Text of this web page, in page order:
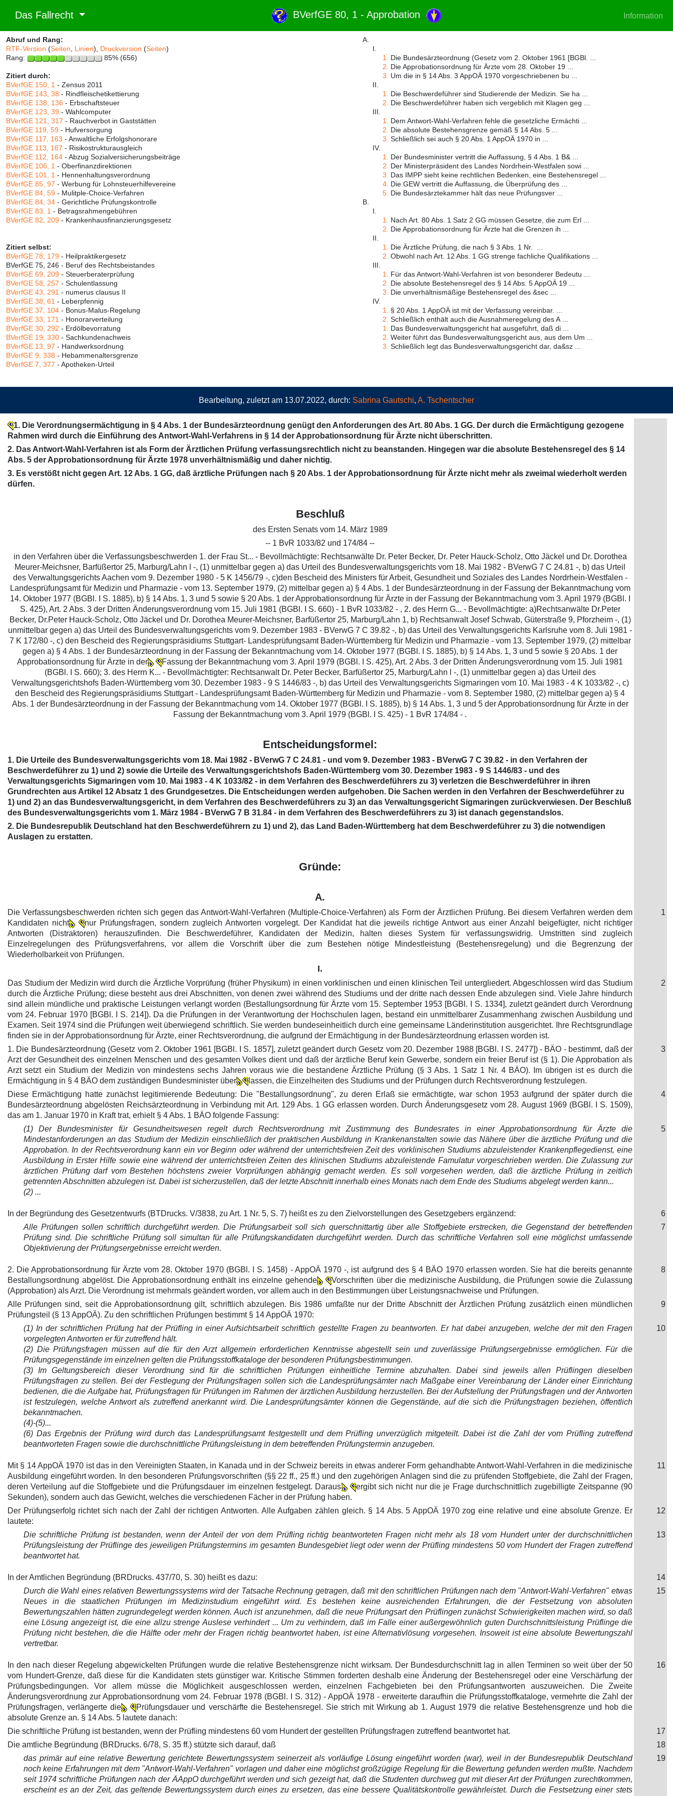
Das Fallrecht BVerfGE 80, 1 - Approbation Information
Abruf und Rang:
RTF-Version (Seiten Linien), Druckversion (Seiten)
Rang:
85% (656)
Zitiert durch:
BVerfGE 150, 1 - Zensus 2011
BVerfGE 143, 38 - Rindfleischetikettierung
BVerfGE 138, 136 - Erbschaftsteuer
BVerfGE 123, 39 - Wahlcomputer
BVerfGE 121, 317 - Rauchverbot in Gaststätten
BVerfGE 119, 59 - Hufversorgung
BVerfGE 117, 163 - Anwaltliche Erfolgshonorare
BVerfGE 113, 167 - Risikostrukturausgleich
BVerfGE 112, 164 - Abzug Sozialversicherungsbeiträge
BVerfGE 106, 1 - Oberfinanzdirektionen
BVerfGE 101, 1 - Hennenhaltungsverordnung
BVerfGE 85, 97 - Werbung für Lohnsteuerhilfevereine
BVerfGE 84, 59 - Mulitple-Choice-Verfahren
BVerfGE 84, 34 - Gerichtliche Prüfungskontrolle
BVerfGE 83, 1 - Betragsrahmengebühren
BVerfGE 82, 209 - Krankenhausfinanzierungsgesetz
Zitiert selbst:
BVerfGE 78, 179 - Heilpraktikergesetz
BVerfGE 75, 246 - Beruf des Rechtsbeistandes
BVerfGE 69, 209 - Steuerberaterprüfung
BVerfGE 58, 257 - Schulentlassung
BVerfGE 43, 291 - numerus clausus II
BVerfGE 38, 61 - Leberpfennig
BVerfGE 37, 104 - Bonus-Malus-Regelung
BVerfGE 33, 171 - Honorarverteilung
BVerfGE 30, 292 - Erdölbevorratung
BVerfGE 19, 330 - Sachkundenachweis
BVerfGE 13, 97 - Handwerksordnung
BVerfGE 9, 338 - Hebammenaltersgrenze
BVerfGE 7, 377 - Apotheken-Urteil
A.
I.
1.
Die Bundesärzteordnung (Gesetz vom 2. Oktober 1961 [BGBl. ...
2.
Die Approbationsordnung für Ärzte vom 28. Oktober 19 ...
3.
Um die in § 14 Abs. 3 AppOÄ 1970 vorgeschriebenen bu ...
II.
1.
Die Beschwerdeführer sind Studierende der Medizin. Sie ha ...
2.
Die Beschwerdeführer haben sich vergeblich mit Klagen geg ...
III.
1.
Dem Antwort-Wahl-Verfahren fehle die gesetzliche Ermächti ...
2.
Die absolute Bestehensgrenze gemäß § 14 Abs. 5 ...
3. Schließlich sei auch § 20 Abs. 1 AppOÄ 1970 in ...
IV.
1.
Der Bundesminister vertritt die Auffassung, § 4 Abs. 1 B& ...
2.
Der Ministerpräsident des Landes Nordrhein-Westfalen sowi ...
3.
Das IMPP sieht keine rechtlichen Bedenken, eine Bestehensregel ...
4. Die GEW vertritt die Auffassung, die Überprüfung des ...
5. Die Bundesärztekammer hält das neue Prüfungsver ...
B.
I.
1.
Nach Art. 80 Abs. 1 Satz 2 GG müssen Gesetze, die zum Erl ...
2.
Die Approbationsordnung für Ärzte hat die Grenzen ih ...
II.
1.
Die Ärztliche Prüfung, die nach § 3 Abs. 1 Nr. ...
2. Obwohl nach Art. 12 Abs. 1 GG strenge fachliche Qualifikations ...
III.
1.
Für das Antwort-Wahl-Verfahren ist von besonderer Bedeutu ...
2.
Die absolute Bestehensregel des § 14 Abs. 5 AppOÄ 19 ...
3.
Die unverhältnismäßige Bestehensregel des &sec ...
IV.
1.
§ 20 Abs. 1 AppOÄ ist mit der Verfassung vereinbar. ...
2. Schließlich enthält auch die Ausnahmeregelung des A ...
1.
Das Bundesverwaltungsgericht hat ausgeführt, daß di ...
2. Weiter führt das Bundesverwaltungsgericht aus, aus dem Um ...
3. Schließlich legt das Bundesverwaltungsgericht dar, da&sz ...
Bearbeitung, zuletzt am 13.07.2022, durch: Sabrina Gautschi, A. Tschentscher
1. Die Verordnungsermächtigung in § 4 Abs. 1 der Bundesärzteordnung genügt den Anforderungen des Art. 80 Abs. 1 GG. Der durch die Ermächtigung gezogene
Rahmen wird durch die Einführung des Antwort-Wahl-Verfahrens in § 14 der Approbationsordnung für Ärzte nicht überschritten.
2. Das Antwort-Wahl-Verfahren ist als Form der Ärztlichen Prüfung verfassungsrechtlich nicht zu beanstanden. Hingegen war die absolute Bestehensregel des § 14
Abs. 5 der Approbationsordnung für Ärzte 1978 unverhältnismäßig und daher nichtig.
3. Es verstößt nicht gegen Art. 12 Abs. 1 GG, daß ärztliche Prüfungen nach § 20 Abs. 1 der Approbationsordnung für Ärzte nicht mehr als zweimal wiederholt werden
dürfen.
Beschluß
des Ersten Senats vom 14. März 1989
-- 1 BvR 1033/82 und 174/84 --
in den Verfahren über die Verfassungsbeschwerden 1. der Frau St... - Bevollmächtigte: Rechtsanwälte Dr. Peter Becker, Dr. Peter Hauck-Scholz, Otto Jäckel und Dr. Dorothea
Meurer-Meichsner, Barfüßertor 25, Marburg/Lahn l -, (1) unmittelbar gegen a) das Urteil des Bundesverwaltungsgerichts vom 18. Mai 1982 - BVerwG 7 C 24.81 -, b) das Urteil
des Verwaltungsgerichts Aachen vom 9. Dezember 1980 - 5 K 1456/79 -, c)den Bescheid des Ministers für Arbeit, Gesundheit und Soziales des Landes Nordrhein-Westfalen -
Landesprüfungsamt für Medizin und Pharmazie - vom 13. September 1979, (2) mittelbar gegen a) § 4 Abs. 1 der Bundesärzteordnung in der Fassung der Bekanntmachung vom
14. Oktober 1977 (BGBl. I S. 1885), b) § 14 Abs. 1, 3 und 5 sowie § 20 Abs. 1 der Approbationsordnung für Ärzte in der Fassung der Bekanntmachung vom 3. April 1979 (BGBl. I
S. 425), Art. 2 Abs. 3 der Dritten Änderungsverordnung vom 15. Juli 1981 (BGBl. I S. 660) - 1 BvR 1033/82 - , 2. des Herrn G... - Bevollmächtigte: a)Rechtsanwälte Dr.Peter
Becker, Dr.Peter Hauck-Scholz, Otto Jäckel und Dr. Dorothea Meurer-Meichsner, Barfüßertor 25, Marburg/Lahn 1, b) Rechtsanwalt Josef Schwab, Güterstraße 9, Pforzheim -, (1)
unmittelbar gegen a) das Urteil des Bundesverwaltungsgerichts vom 9. Dezember 1983 - BVerwG 7 C 39.82 -, b) das Urteil des Verwaltungsgerichts Karlsruhe vom 8. Juli 1981 -
7 K 172/80 -, c) den Bescheid des Regierungspräsidiums Stuttgart- Landesprüfungsamt Baden-Württemberg für Medizin und Pharmazie - vom 13. September 1979, (2) mittelbar
gegen a) § 4 Abs. 1 der Bundesärzteordnung in der Fassung der Bekanntmachung vom 14. Oktober 1977 (BGBl. I S. 1885), b) § 14 Abs. 1, 3 und 5 sowie § 20 Abs. 1 der
Approbationsordnung für Ärzte in der
Fassung der Bekanntmachung vom 3. April 1979 (BGBl. I S. 425), Art. 2 Abs. 3 der Dritten Änderungsverordnung vom 15. Juli 1981
(BGBl. I S. 660); 3. des Herrn K... - Bevollmächtigter: Rechtsanwalt Dr. Peter Becker, Barfüßertor 25, Marburg/Lahn l -, (1) unmittelbar gegen a) das Urteil des
Verwaltungsgerichtshofs Baden-Württemberg vom 30. Dezember 1983 - 9 S 1446/83 -, b) das Urteil des Verwaltungsgerichts Sigmaringen vom 10. Mai 1983 - 4 K 1033/82 -, c)
den Bescheid des Regierungspräsidiums Stuttgart - Landesprüfungsamt Baden-Württemberg für Medizin und Pharmazie - vom 8. September 1980, (2) mittelbar gegen a) § 4
Abs. 1 der Bundesärzteordnung in der Fassung der Bekanntmachung vom 14. Oktober 1977 (BGBl. I S. 1885), b) § 14 Abs. 1, 3 und 5 der Approbationsordnung für Ärzte in der
Fassung der Bekanntmachung vom 3. April 1979 (BGBl. I S. 425) - 1 BvR 174/84 - .
Entscheidungsformel:
1. Die Urteile des Bundesverwaltungsgerichts vom 18. Mai 1982 - BVerwG 7 C 24.81 - und vom 9. Dezember 1983 - BVerwG 7 C 39.82 - in den Verfahren der
Beschwerdeführer zu 1) und 2) sowie die Urteile des Verwaltungsgerichtshofs Baden-Württemberg vom 30. Dezember 1983 - 9 S 1446/83 - und des
Verwaltungsgerichts Sigmaringen vom 10. Mai 1983 - 4 K 1033/82 - in dem Verfahren des Beschwerdeführers zu 3) verletzen die Beschwerdeführer in ihren
Grundrechten aus Artikel 12 Absatz 1 des Grundgesetzes. Die Entscheidungen werden aufgehoben. Die Sachen werden in den Verfahren der Beschwerdeführer zu
1) und 2) an das Bundesverwaltungsgericht, in dem Verfahren des Beschwerdeführers zu 3) an das Verwaltungsgericht Sigmaringen zurückverwiesen. Der Beschluß
des Bundesverwaltungsgerichts vom 1. März 1984 - BVerwG 7 B 31.84 - in dem Verfahren des Beschwerdeführers zu 3) ist danach gegenstandslos.
2. Die Bundesrepublik Deutschland hat den Beschwerdeführern zu 1) und 2), das Land Baden-Württemberg hat dem Beschwerdeführer zu 3) die notwendigen
Auslagen zu erstatten.
Gründe:
A.
Die Verfassungsbeschwerden richten sich gegen das Antwort-Wahl-Verfahren (Multiple-Choice-Verfahren) als Form der Ärztlichen Prüfung. Bei diesem Verfahren werden dem
Kandidaten nicht
nur Prüfungsfragen, sondern zugleich Antworten vorgelegt. Der Kandidat hat die jeweils richtige Antwort aus einer Anzahl beigefügter, nicht richtiger
Antworten (Distraktoren) herauszufinden. Die Beschwerdeführer, Kandidaten der Medizin, halten dieses System für verfassungswidrig. Umstritten sind zugleich
Einzelregelungen des Prüfungsverfahrens, vor allem die Vorschrift über die zum Bestehen nötige Mindestleistung (Bestehensregelung) und die Begrenzung der
Wiederholbarkeit von Prüfungen.
1
I.
Das Studium der Medizin wird durch die Ärztliche Vorprüfung (früher Physikum) in einen vorklinischen und einen klinischen Teil untergliedert. Abgeschlossen wird das Studium
durch die Ärztliche Prüfung; diese besteht aus drei Abschnitten, von denen zwei während des Studiums und der dritte nach dessen Ende abzulegen sind. Viele Jahre hindurch
sind allein mündliche und praktische Leistungen verlangt worden (Bestallungsordnung für Ärzte vom 15. September 1953 [BGBl. I S. 1334], zuletzt geändert durch Verordnung
vom 24. Februar 1970 [BGBl. I S. 214]). Da die Prüfungen in der Verantwortung der Hochschulen lagen, bestand ein unmittelbarer Zusammenhang zwischen Ausbildung und
Examen. Seit 1974 sind die Prüfungen weit überwiegend schriftlich. Sie werden bundeseinheitlich durch eine gemeinsame Länderinstitution ausgerichtet. Ihre Rechtsgrundlage
finden sie in der Approbationsordnung für Ärzte, einer Rechtsverordnung, die aufgrund der Ermächtigung in der Bundesärzteordnung erlassen worden ist.
2
1. Die Bundesärzteordnung (Gesetz vom 2. Oktober 1961 [BGBl. I S. 1857], zuletzt geändert durch Gesetz vom 20. Dezember 1988 [BGBl. I S. 2477]) - BÄO - bestimmt, daß der
Arzt der Gesundheit des einzelnen Menschen und des gesamten Volkes dient und daß der ärztliche Beruf kein Gewerbe, sondern ein freier Beruf ist (§ 1). Die Approbation als
Arzt setzt ein Studium der Medizin von mindestens sechs Jahren voraus wie die bestandene Ärztliche Prüfung (§ 3 Abs. 1 Satz 1 Nr. 4 BÄO). Im übrigen ist es durch die
Ermächtigung in § 4 BÄO dem zuständigen Bundesminister über
lassen, die Einzelheiten des Studiums und der Prüfungen durch Rechtsverordnung festzulegen.
3
Diese Ermächtigung hatte zunächst legitimierende Bedeutung: Die "Bestallungsordnung", zu deren Erlaß sie ermächtigte, war schon 1953 aufgrund der später durch die
Bundesärzteordnung abgelösten Reichsärzteordnung in Verbindung mit Art. 129 Abs. 1 GG erlassen worden. Durch Änderungsgesetz vom 28. August 1969 (BGBl. I S. 1509),
das am 1. Januar 1970 in Kraft trat, erhielt § 4 Abs. 1 BÄO folgende Fassung:
4
(1) Der Bundesminister für Gesundheitswesen regelt durch Rechtsverordnung mit Zustimmung des Bundesrates in einer Approbationsordnung für Ärzte die
Mindestanforderungen an das Studium der Medizin einschließlich der praktischen Ausbildung in Krankenanstalten sowie das Nähere über die ärztliche Prüfung und die
Approbation. In der Rechtsverordnung kann ein vor Beginn oder während der unterrichtsfreien Zeit des vorklinischen Studiums abzuleistender Krankenpflegedienst, eine
Ausbildung in Erster Hilfe sowie eine während der unterrichtsfreien Zeiten des klinischen Studiums abzuleistende Famulatur vorgeschrieben werden. Die Zulassung zur
ärztlichen Prüfung darf vom Bestehen höchstens zweier Vorprüfungen abhängig gemacht werden. Es soll vorgesehen werden, daß die ärztliche Prüfung in zeitlich
getrennten Abschnitten abzulegen ist. Dabei ist sicherzustellen, daß der letzte Abschnitt innerhalb eines Monats nach dem Ende des Studiums abgelegt werden kann...
(2) ...
5
In der Begründung des Gesetzentwurfs (BTDrucks. V/3838, zu Art. 1 Nr. 5, S. 7) heißt es zu den Zielvorstellungen des Gesetzgebers ergänzend:
6
Alle Prüfungen sollen schriftlich durchgeführt werden. Die Prüfungsarbeit soll sich querschnittartig über alle Stoffgebiete erstrecken, die Gegenstand der betreffenden
Prüfung sind. Die schriftliche Prüfung soll simultan für alle Prüfungskandidaten durchgeführt werden. Durch das schriftliche Verfahren soll eine möglichst umfassende
Objektivierung der Prüfungsergebnisse erreicht werden.
7
2. Die Approbationsordnung für Ärzte vom 28. Oktober 1970 (BGBl. I S. 1458) - AppOÄ 1970 -, ist aufgrund des § 4 BÄO 1970 erlassen worden. Sie hat die bereits genannte
Bestallungsordnung abgelöst. Die Approbationsordnung enthält ins einzelne gehende
Vorschriften über die medizinische Ausbildung, die Prüfungen sowie die Zulassung
(Approbation) als Arzt. Die Verordnung ist mehrmals geändert worden, vor allem auch in den Bestimmungen über Leistungsnachweise und Prüfungen.
8
Alle Prüfungen sind, seit die Approbationsordnung gilt, schriftlich abzulegen. Bis 1986 umfaßte nur der Dritte Abschnitt der Ärztlichen Prüfung zusätzlich einen mündlichen
Prüfungsteil (§ 13 AppOÄ). Zu den schriftlichen Prüfungen bestimmt § 14 AppOÄ 1970:
9
(1) In der schriftlichen Prüfung hat der Prüfling in einer Aufsichtsarbeit schriftlich gestellte Fragen zu beantworten. Er hat dabei anzugeben, welche der mit den Fragen
vorgelegten Antworten er für zutreffend hält.
(2) Die Prüfungsfragen müssen auf die für den Arzt allgemein erforderlichen Kenntnisse abgestellt sein und zuverlässige Prüfungsergebnisse ermöglichen. Für die
Prüfungsgegenstände im einzelnen gelten die Prüfungsstoffkataloge der besonderen Prüfungsbestimmungen.
(3) Im Geltungsbereich dieser Verordnung sind für die schriftlichen Prüfungen einheitliche Termine abzuhalten. Dabei sind jeweils allen Prüflingen dieselben
Prüfungsfragen zu stellen. Bei der Festlegung der Prüfungsfragen sollen sich die Landesprüfungsämter nach Maßgabe einer Vereinbarung der Länder einer Einrichtung
bedienen, die die Aufgabe hat, Prüfungsfragen für Prüfungen im Rahmen der ärztlichen Ausbildung herzustellen. Bei der Aufstellung der Prüfungsfragen und der Antworten
ist festzulegen, welche Antwort als zutreffend anerkannt wird. Die Landesprüfungsämter können die Gegenstände, auf die sich die Prüfungsfragen beziehen, öffentlich
bekanntmachen.
(4)-(5)...
(6) Das Ergebnis der Prüfung wird durch das Landesprüfungsamt festgestellt und dem Prüfling unverzüglich mitgeteilt. Dabei ist die Zahl der vom Prüfling zutreffend
beantworteten Fragen sowie die durchschnittliche Prüfungsleistung in dem betreffenden Prüfungstermin anzugeben.
10
Mit § 14 AppOÄ 1970 ist das in den Vereinigten Staaten, in Kanada und in der Schweiz bereits in etwas anderer Form gehandhabte Antwort-Wahl-Verfahren in die medizinische
Ausbildung eingeführt worden. In den besonderen Prüfungsvorschriften (§§ 22 ff., 25 ff.) und den zugehörigen Anlagen sind die zu prüfenden Stoffgebiete, die Zahl der Fragen,
deren Verteilung auf die Stoffgebiete und die Prüfungsdauer im einzelnen festgelegt. Daraus
ergibt sich nicht nur die je Frage durchschnittlich zugebilligte Zeitspanne (90
Sekunden), sondern auch das Gewicht, welches die verschiedenen Fächer in der Prüfung haben.
11
Der Prüfungserfolg richtet sich nach der Zahl der richtigen Antworten. Alle Aufgaben zählen gleich. § 14 Abs. 5 AppOÄ 1970 zog eine relative und eine absolute Grenze. Er
lautete:
12
Die schriftliche Prüfung ist bestanden, wenn der Anteil der von dem Prüfling richtig beantworteten Fragen nicht mehr als 18 vom Hundert unter der durchschnittlichen
Prüfungsleistung der Prüflinge des jeweiligen Prüfungstermins im gesamten Bundesgebiet liegt oder wenn der Prüfling mindestens 50 vom Hundert der Fragen zutreffend
beantwortet hat.
13
In der Amtlichen Begründung (BRDrucks. 437/70, S. 30) heißt es dazu:
14
Durch die Wahl eines relativen Bewertungssystems wird der Tatsache Rechnung getragen, daß mit den schriftlichen Prüfungen nach dem "Antwort-Wahl-Verfahren" etwas
Neues in die staatlichen Prüfungen im Medizinstudium eingeführt wird. Es bestehen keine ausreichenden Erfahrungen, die der Festsetzung von absoluten
Bewertungszahlen hätten zugrundegelegt werden können. Auch ist anzunehmen, daß die neue Prüfungsart den Prüflingen zunächst Schwierigkeiten machen wird, so daß
eine Lösung angezeigt ist, die eine allzu strenge Auslese verhindert ... Um zu verhindern, daß im Falle einer außergewöhnlich guten Durchschnittsleistung Prüflinge die
Prüfung nicht bestehen, die die Hälfte oder mehr der Fragen richtig beantwortet haben, ist eine Alternativlösung vorgesehen. Insoweit ist eine absolute Bewertungszahl
vertretbar.
15
In den nach dieser Regelung abgewickelten Prüfungen wurde die relative Bestehensgrenze nicht wirksam. Der Bundesdurchschnitt lag in allen Terminen so weit über der 50
vom Hundert-Grenze, daß diese für die Kandidaten stets günstiger war. Kritische Stimmen forderten deshalb eine Änderung der Bestehensregel oder eine Verschärfung der
Prüfungsbedingungen. Vor allem müsse die Möglichkeit ausgeschlossen werden, einzelnen Fachgebieten bei den Prüfungsantworten auszuweichen. Die Zweite
Änderungsverordnung zur Approbationsordnung vom 24. Februar 1978 (BGBl. I S. 312) - AppOÄ 1978 - erweiterte daraufhin die Prüfungsstoffkataloge, vermehrte die Zahl der
Prüfungsfragen, verlängerte die
Prüfungsdauer und verschärfte die Bestehensregel. Sie strich mit Wirkung ab 1. August 1979 die relative Bestehensgrenze und hob die
absolute Grenze an. § 14 Abs. 5 lautete danach:
16
Die schriftliche Prüfung ist bestanden, wenn der Prüfling mindestens 60 vom Hundert der gestellten Prüfungsfragen zutreffend beantwortet hat.
17
Die amtliche Begründung (BRDrucks. 6/78, S. 35 ff.) stützte sich darauf, daß
18
das primär auf eine relative Bewertung gerichtete Bewertungssystem seinerzeit als vorläufige Lösung eingeführt worden (war), weil in der Bundesrepublik Deutschland
noch keine Erfahrungen mit dem "Antwort-Wahl-Verfahren" vorlagen und daher eine möglichst großzügige Regelung für die Bewertung gefunden werden mußte. Nachdem
seit 1974 schriftliche Prüfungen nach der ÄAppO durchgeführt werden und sich gezeigt hat, daß die Studenten durchweg gut mit dieser Art der Prüfungen zurechtkommen,
erscheint es an der Zeit, das geltende Bewertungssystem durch eines zu ersetzen, das eine bessere Qualitätskontrolle gewährleistet. Durch die Festsetzung einer stets
19